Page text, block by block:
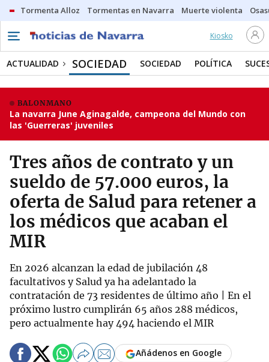
Tormenta Alloz Tormentas en Navarra Muerte violenta
Kiosko
ACTUALIDAD SOCIEDAD SOCIEDAD POLÍTICA
BALONMANO
La navarra June Aginagalde, campeona del Mundo con
las 'Guerreras' juveniles
Tres años de contrato y un
sueldo de 57.000 euros, la
oferta de Salud para retener a
los médicos que acaban el
MIR
En 2026 alcanzan la edad de jubilación 48
facultativos y Salud ya ha adelantado la
contratación de 73 residentes de último año | En el
próximo lustro cumplirán 65 años 288 médicos,
pero actualmente hay 494 haciendo el MIR
Añádenos en Google